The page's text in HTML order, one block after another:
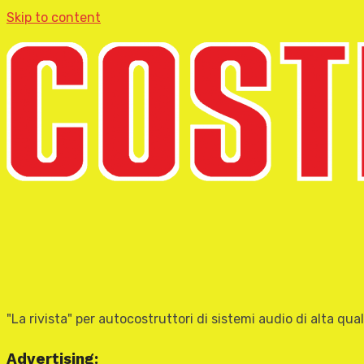
Skip to content
"La rivista" per autocostruttori di sistemi audio di alta
Advertising: